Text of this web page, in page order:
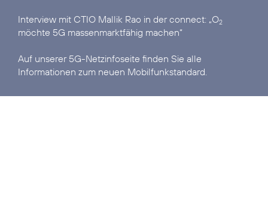
Interview mit CTIO Mallik Rao in der connect: „O2
möchte 5G massenmarktfähig machen“
Auf unserer 5G-Netzinfoseite finden Sie alle
Informationen zum neuen Mobilfunkstandard.